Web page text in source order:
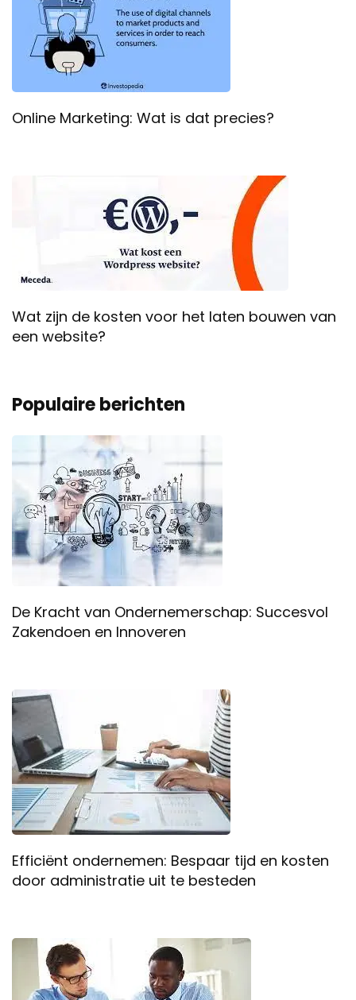
Online Marketing: Wat is dat precies?
Wat zijn de kosten voor het laten bouwen van
een website?
Populaire berichten
De Kracht van Ondernemerschap: Succesvol
Zakendoen en Innoveren
Efficiënt ondernemen: Bespaar tijd en kosten
door administratie uit te besteden